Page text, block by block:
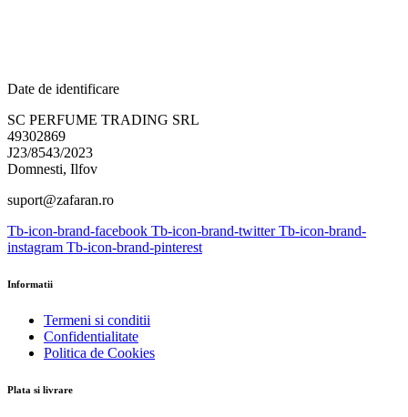
Date de identificare
SC PERFUME TRADING SRL
49302869
J23/8543/2023
Domnesti, Ilfov
suport@zafaran.ro
Tb-icon-brand-facebook Tb-icon-brand-twitter Tb-icon-brand-
instagram Tb-icon-brand-pinterest
Informatii
Termeni si conditii
Confidentialitate
Politica de Cookies
Plata si livrare